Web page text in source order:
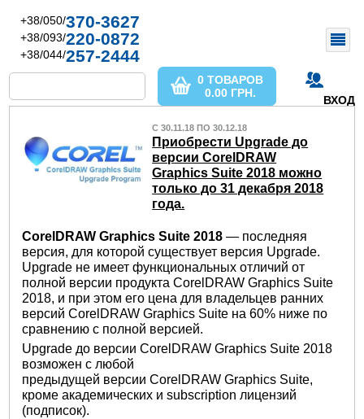
+38/050/370-3627
+38/093/220-0872
+38/044/257-2444
ВХОД
0 ТОВАРОВ
0.00 ГРН.
С 30.11.18 ПО 30.12.18
Приобрести Upgrade до
версии CorelDRAW
Graphics Suite 2018 можно
только до 31 декабря 2018
года.
CorelDRAW Graphics Suite 2018 — последняя
версия, для которой существует версия Upgrade.
Upgrade не имеет функциональных отличий от
полной версии продукта CorelDRAW Graphics Suite
2018, и при этом его цена для владельцев ранних
версий CorelDRAW Graphics Suite на 60% ниже по
сравнению с полной версией.
Upgrade до версии CorelDRAW Graphics Suite 2018
возможен с любой
предыдущей версии CorelDRAW Graphics Suite,
кроме академических и subscription лицензий
(подписок).